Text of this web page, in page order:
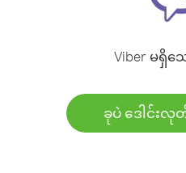
Viber မရှိသ
ခုပဲ ဒေါင်း